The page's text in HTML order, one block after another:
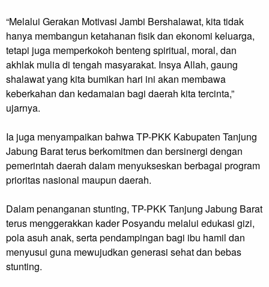
“Melalui Gerakan Motivasi Jambi Bershalawat, kita tidak
hanya membangun ketahanan fisik dan ekonomi keluarga,
tetapi juga memperkokoh benteng spiritual, moral, dan
akhlak mulia di tengah masyarakat. Insya Allah, gaung
shalawat yang kita bumikan hari ini akan membawa
keberkahan dan kedamaian bagi daerah kita tercinta,”
ujarnya.
Ia juga menyampaikan bahwa TP-PKK Kabupaten Tanjung
Jabung Barat terus berkomitmen dan bersinergi dengan
pemerintah daerah dalam menyukseskan berbagai program
prioritas nasional maupun daerah.
Dalam penanganan stunting, TP-PKK Tanjung Jabung Barat
terus menggerakkan kader Posyandu melalui edukasi gizi,
pola asuh anak, serta pendampingan bagi ibu hamil dan
menyusui guna mewujudkan generasi sehat dan bebas
stunting.